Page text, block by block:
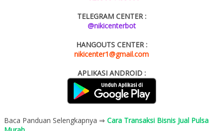
TELEGRAM CENTER :
@nikicenterbot
HANGOUTS CENTER :
nikicenter1@gmail.com
APLIKASI ANDROID :
Baca Panduan Selengkapnya ⇒ Cara Transaksi Bisnis Jual Pulsa